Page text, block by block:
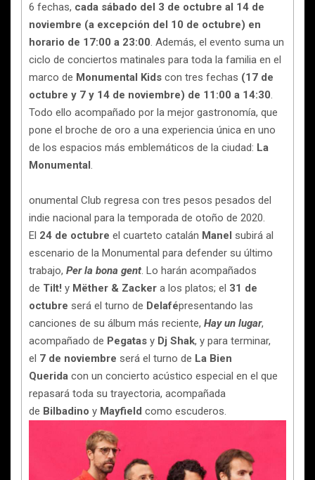
6 fechas, cada sábado del 3 de octubre al 14 de
noviembre (a excepción del 10 de octubre) en
horario de 17:00 a 23:00. Además, el evento suma un
ciclo de conciertos matinales para toda la familia en el
marco de Monumental Kids con tres fechas (17 de
octubre y 7 y 14 de noviembre) de 11:00 a 14:30.
Todo ello acompañado por la mejor gastronomía, que
pone el broche de oro a una experiencia única en uno
de los espacios más emblemáticos de la ciudad: La
Monumental.
onumental Club regresa con tres pesos pesados del
indie nacional para la temporada de otoño de 2020.
El 24 de octubre el cuarteto catalán Manel subirá al
escenario de la Monumental para defender su último
trabajo, Per la bona gent. Lo harán acompañados
de Tilt! y Mëther & Zacker a los platos; el 31 de
octubre será el turno de Delafépresentando las
canciones de su álbum más reciente, Hay un lugar,
acompañado de Pegatas y Dj Shak, y para terminar,
el 7 de noviembre será el turno de La Bien
Querida con un concierto acústico especial en el que
repasará toda su trayectoria, acompañada
de Bilbadino y Mayfield como escuderos.